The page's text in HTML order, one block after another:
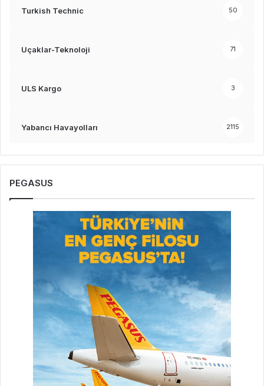
Turkish Technic 50
Uçaklar-Teknoloji 71
ULS Kargo 3
Yabancı Havayolları 2115
PEGASUS